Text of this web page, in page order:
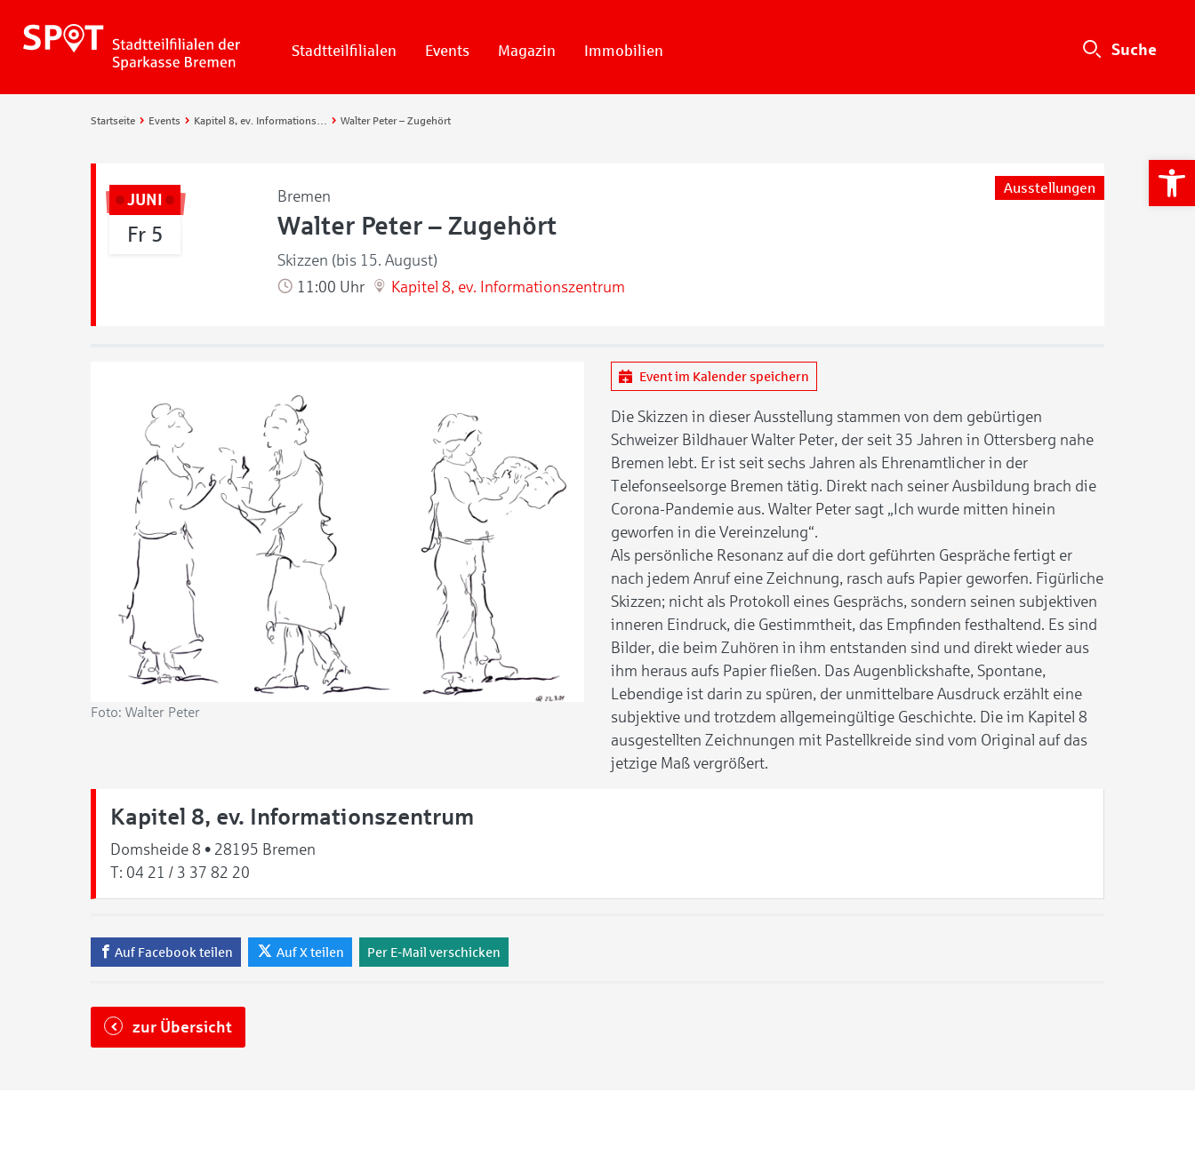
Stadtteilfilialen Events Magazin Immobilien
Startseite Events Kapitel 8, ev. Informationszentrum Walter Peter – Zugehört
JUNI
Fr 5
Bremen Ausstellungen
Walter Peter – Zugehört
Skizzen (bis 15. August)
11:00 Uhr
Kapitel 8, ev. Informationszentrum
Foto: Walter Peter
Event im Kalender speichern
Die Skizzen in dieser Ausstellung stammen von dem gebürtigen
Schweizer Bildhauer Walter Peter, der seit 35 Jahren in Ottersberg nahe
Bremen lebt. Er ist seit sechs Jahren als Ehrenamtlicher in der
Telefonseelsorge Bremen tätig. Direkt nach seiner Ausbildung brach die
Corona-Pandemie aus. Walter Peter sagt „Ich wurde mitten hinein
geworfen in die Vereinzelung“.
Als persönliche Resonanz auf die dort geführten Gespräche fertigt er
nach jedem Anruf eine Zeichnung, rasch aufs Papier geworfen. Figürliche
Skizzen; nicht als Protokoll eines Gesprächs, sondern seinen subjektiven
inneren Eindruck, die Gestimmtheit, das Empfinden festhaltend. Es sind
Bilder, die beim Zuhören in ihm entstanden sind und direkt wieder aus
ihm heraus aufs Papier fließen. Das Augenblickshafte, Spontane,
Lebendige ist darin zu spüren, der unmittelbare Ausdruck erzählt eine
subjektive und trotzdem allgemeingültige Geschichte. Die im Kapitel 8
ausgestellten Zeichnungen mit Pastellkreide sind vom Original auf das
jetzige Maß vergrößert.
Kapitel 8, ev. Informationszentrum
Domsheide 8 • 28195 Bremen
T: 04 21 / 3 37 82 20
Auf Facebook teilen Auf X teilen Per E-Mail verschicken
zur Übersicht